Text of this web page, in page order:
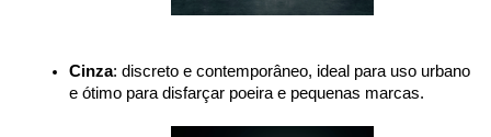
Cinza: discreto e contemporâneo, ideal para uso urbano
e ótimo para disfarçar poeira e pequenas marcas.